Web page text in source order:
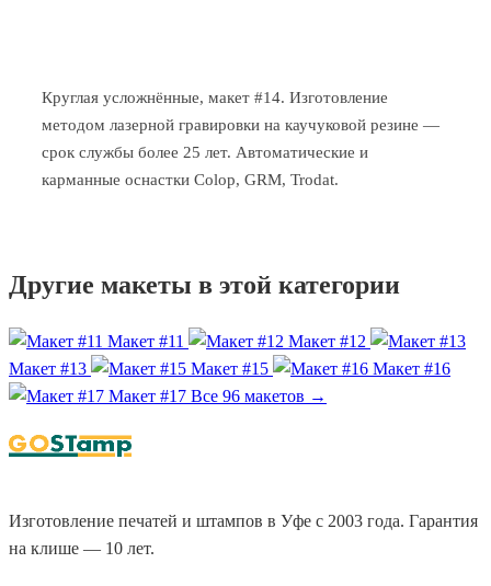
Круглая усложнённые, макет #14. Изготовление
методом лазерной гравировки на каучуковой резине —
срок службы более 25 лет. Автоматические и
карманные оснастки Colop, GRM, Trodat.
Другие макеты в этой категории
Макет #11
Макет #12
Макет #13
Макет #15
Макет #16
Макет #17 Все 96 макетов →
Изготовление печатей и штампов в Уфе с 2003 года. Гарантия
на клише — 10 лет.